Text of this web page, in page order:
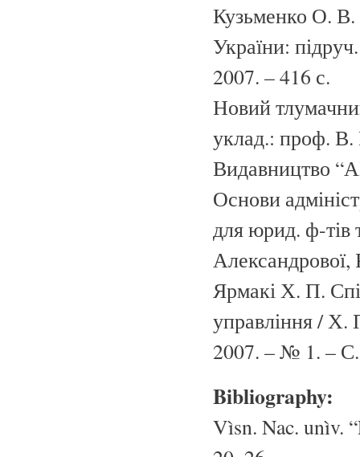
Кузьменко О. В.
України:
2007. – 416 с.
Новий
уклад.: проф.
Видавництво
Основи
для юрид. ф-тів
Ярмакі Х. П.
управління / Х.
2007. – № 1. –
Bibliography:
Vìsn. Nac. unìv.